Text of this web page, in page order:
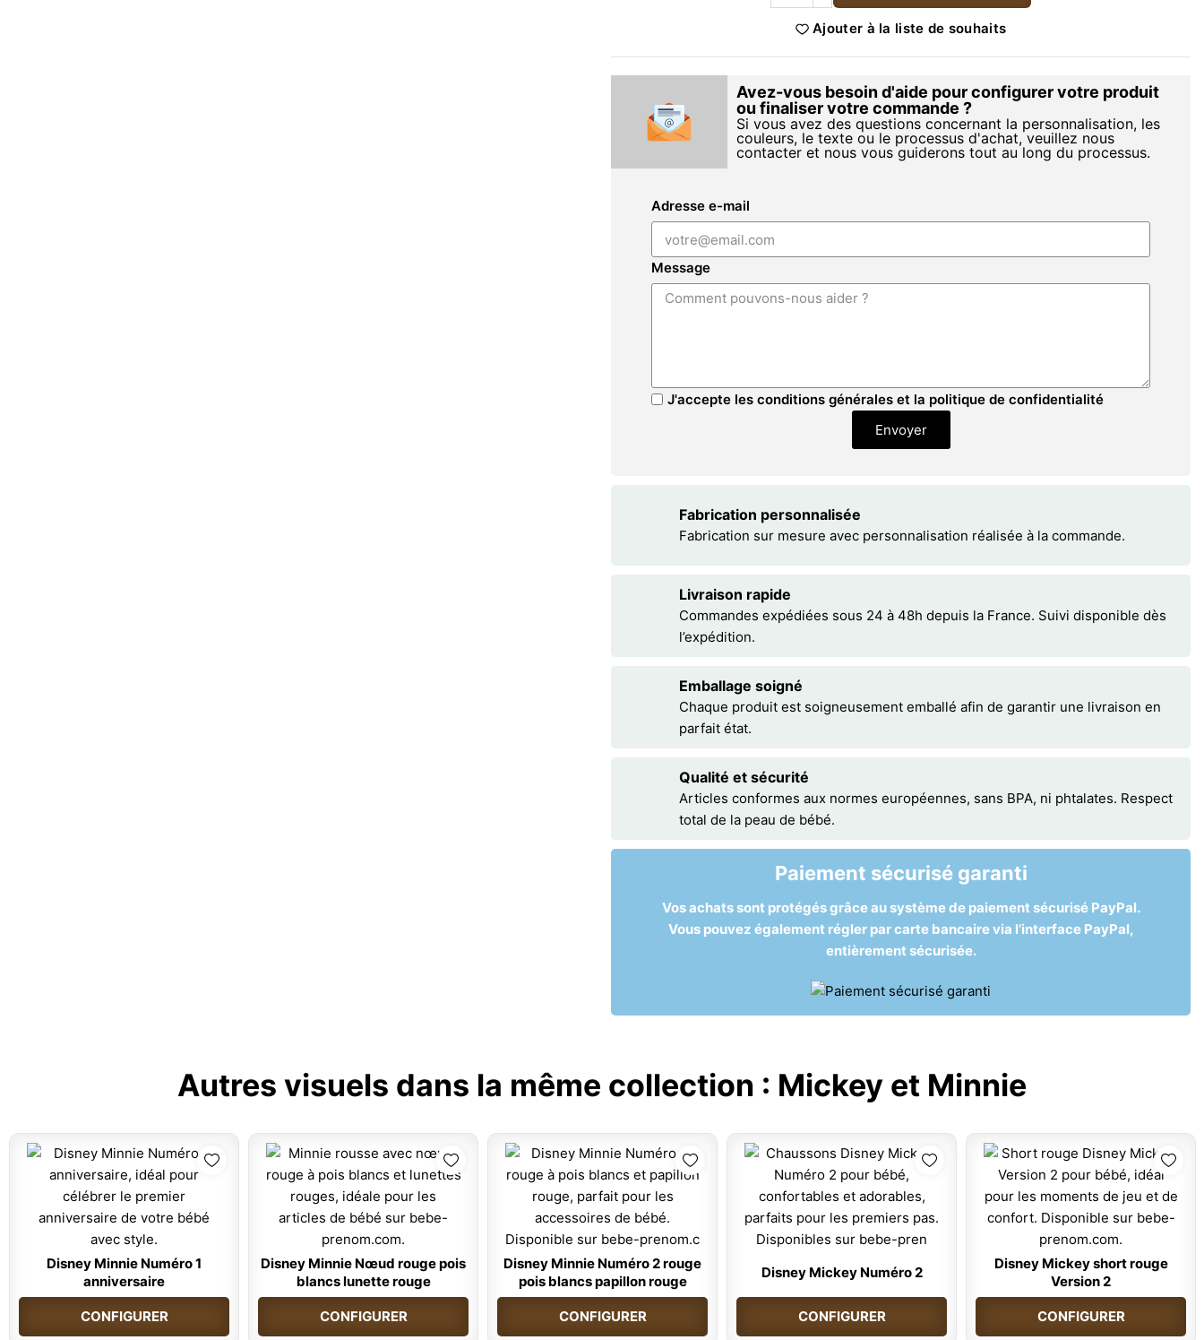
Ajouter à la liste de souhaits
Avez-vous besoin d'aide pour configurer votre produit
ou finaliser votre commande ?
Si vous avez des questions concernant la personnalisation, les
couleurs, le texte ou le processus d'achat, veuillez nous
contacter et nous vous guiderons tout au long du processus.
Adresse e-mail
Message
J'accepte les conditions générales et la politique de confidentialité
Envoyer
Fabrication personnalisée
Fabrication sur mesure avec personnalisation réalisée à la commande.
Livraison rapide
Commandes expédiées sous 24 à 48h depuis la France. Suivi disponible dès
l’expédition.
Emballage soigné
Chaque produit est soigneusement emballé afin de garantir une livraison en
parfait état.
Qualité et sécurité
Articles conformes aux normes européennes, sans BPA, ni phtalates. Respect
total de la peau de bébé.
Paiement sécurisé garanti
Vos achats sont protégés grâce au système de paiement sécurisé PayPal.
Vous pouvez également régler par carte bancaire via l’interface PayPal,
entièrement sécurisée.
Autres visuels dans la même collection : Mickey et Minnie
Disney Minnie Numéro 1
anniversaire
CONFIGURER
Disney Minnie Nœud rouge pois
blancs lunette rouge
CONFIGURER
Disney Minnie Numéro 2 rouge
pois blancs papillon rouge
CONFIGURER
Disney Mickey Numéro 2
CONFIGURER
Disney Mickey short rouge
Version 2
CONFIGURER